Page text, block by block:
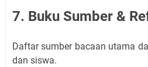
7. Buku Sumber &
Daftar sumber bacaan utama
dan siswa.